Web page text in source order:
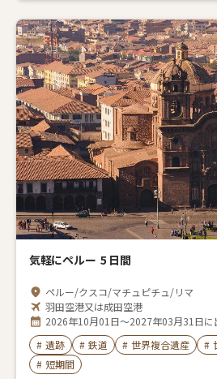
気軽にペルー 5 日間
ペルー/クスコ/マチュピチュ/リマ
羽田空港又は成田空港
2026年10月01日～2027年03月31日に
# 遺跡 # 鉄道 # 世界複合遺産 #
# 短期間